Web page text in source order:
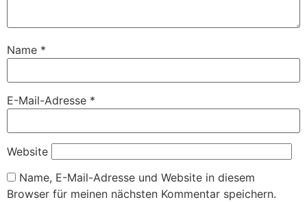
Name *
E-Mail-Adresse *
Website
Name, E-Mail-Adresse und Website in diesem
Browser für meinen nächsten Kommentar speichern.